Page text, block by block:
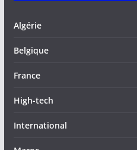
Algérie
Belgique
France
High-tech
International